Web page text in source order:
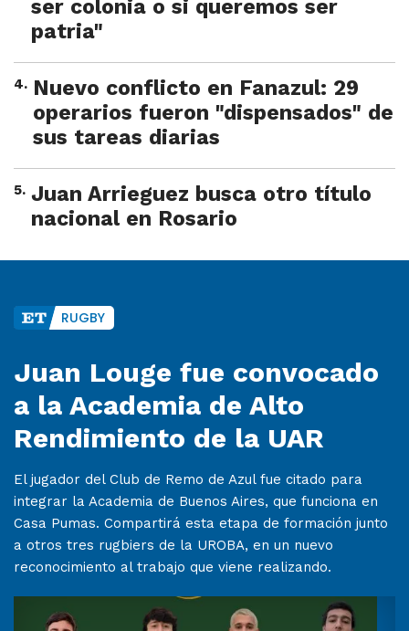
ser colonia o si queremos ser
patria"
4. Nuevo conflicto en Fanazul: 29
operarios fueron "dispensados" de
sus tareas diarias
5. Juan Arrieguez busca otro título
nacional en Rosario
RUGBY
Juan Louge fue convocado
a la Academia de Alto
Rendimiento de la UAR
El jugador del Club de Remo de Azul fue citado para
integrar la Academia de Buenos Aires, que funciona en
Casa Pumas. Compartirá esta etapa de formación junto
a otros tres rugbiers de la UROBA, en un nuevo
reconocimiento al trabajo que viene realizando.